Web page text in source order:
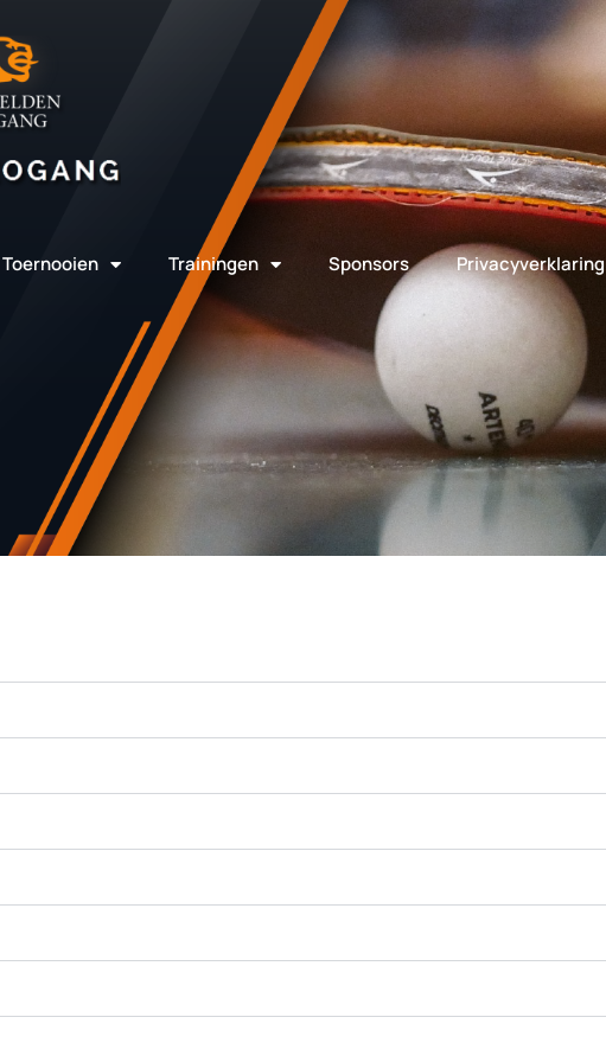
Toernooien Trainingen Sponsors Privacyverklaring